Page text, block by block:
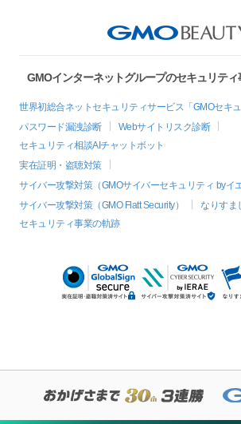
GMOインターネットグループのセキュリテ
世界初総合ネットセキュリティサービス「GMOセキュ
パスワード漏洩診断
Webサイトリスク診断
セキュリティ相談AIチャットボット
実在証明・盗聴対策
サイバー攻撃対策（GMOサイバーセキュリティ byイ
サイバー攻撃対策（GMO Flatt Security）
なりすま
セキュリティ事業の軌跡